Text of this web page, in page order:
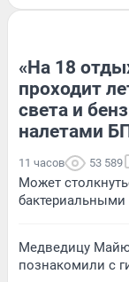
«На 18
проходит
света и
налетами
11 часов 53 589
Может
Медведицу
познакомили с